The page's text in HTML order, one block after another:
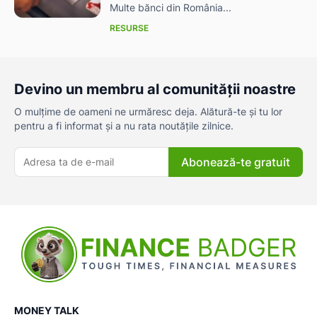
Multe bănci din România...
RESURSE
Devino un membru al comunității noastre
O mulțime de oameni ne urmăresc deja. Alătură-te și tu lor
pentru a fi informat și a nu rata noutățile zilnice.
Abonează-te gratuit
MONEY TALK